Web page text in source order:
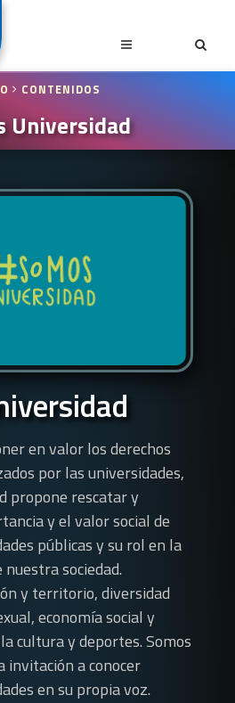
CONTENIDOS
Universidad
en valor los derechos
por las universidades,
propone rescatar y
y el valor social de
públicas y su rol en la
sociedad.
y territorio, diversidad
economía social y
cultura y deportes. Somos
invitación a conocer
en su propia voz.